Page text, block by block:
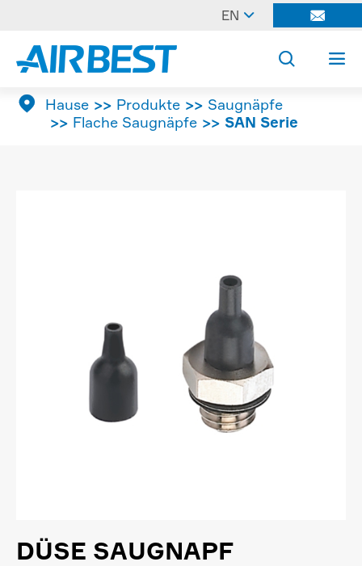
EN  
 
 Hause Produkte
Saugnäpfe
Flache Saugnäpfe
SAN Serie
DÜSE SAUGNAPF